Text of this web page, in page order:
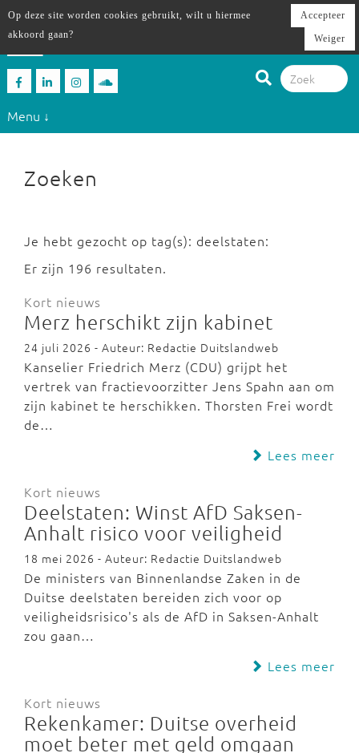
Menu ↓
Zoeken
Je hebt gezocht op tag(s): deelstaten:
Er zijn 196 resultaten.
Kort nieuws
Merz herschikt zijn kabinet
24 juli 2026 - Auteur: Redactie Duitslandweb
Kanselier Friedrich Merz (CDU) grijpt het
vertrek van fractievoorzitter Jens Spahn aan om
zijn kabinet te herschikken. Thorsten Frei wordt
de…
Lees meer
Kort nieuws
Deelstaten: Winst AfD Saksen-
Anhalt risico voor veiligheid
18 mei 2026 - Auteur: Redactie Duitslandweb
De ministers van Binnenlandse Zaken in de
Duitse deelstaten bereiden zich voor op
veiligheidsrisico's als de AfD in Saksen-Anhalt
zou gaan…
Lees meer
Kort nieuws
Rekenkamer: Duitse overheid
moet beter met geld omgaan
Op deze site worden cookies gebruikt, wilt u hiermee
akkoord gaan?
Accepteer
Weiger